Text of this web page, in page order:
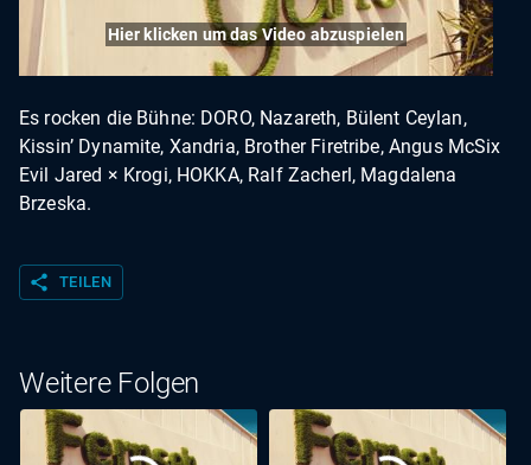
Hier klicken um das Video abzuspielen
Es rocken die Bühne: DORO, Nazareth, Bülent Ceylan,
Kissin’ Dynamite, Xandria, Brother Firetribe, Angus McSix
Evil Jared × Krogi, HOKKA, Ralf Zacherl, Magdalena
Brzeska.
share TEILEN
Weitere Folgen